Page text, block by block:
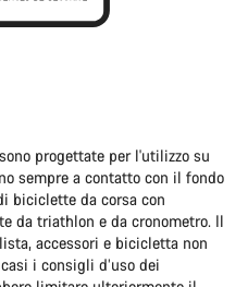
progettate per l'utilizzo su
sempre a contatto con il fondo
biciclette da corsa con
da triathlon e da cronometro. Il
accessori e bicicletta non
i consigli d’uso dei